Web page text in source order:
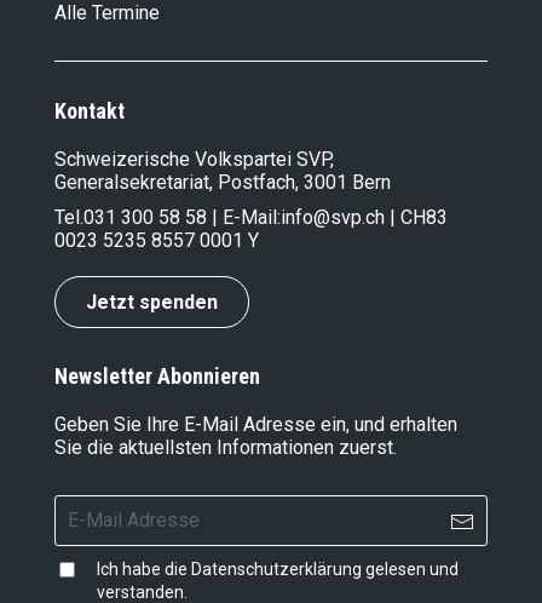
Alle Termine
Kontakt
Schweizerische Volkspartei SVP,
Generalsekretariat, Postfach, 3001 Bern
Tel.031 300 58 58 | E-Mail:info@svp.ch | CH83
0023 5235 8557 0001 Y
Jetzt spenden
Newsletter Abonnieren
Geben Sie Ihre E-Mail Adresse ein, und erhalten
Sie die aktuellsten Informationen zuerst.
Ich habe die Datenschutzerklärung gelesen und
verstanden.